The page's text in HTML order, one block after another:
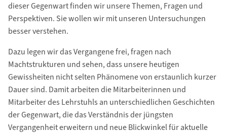
dieser Gegenwart finden wir unsere Themen, Fragen und
Perspektiven. Sie wollen wir mit unseren Untersuchungen
besser verstehen.
Dazu legen wir das Vergangene frei, fragen nach
Machtstrukturen und sehen, dass unsere heutigen
Gewissheiten nicht selten Phänomene von erstaunlich kurzer
Dauer sind. Damit arbeiten die Mitarbeiterinnen und
Mitarbeiter des Lehrstuhls an unterschiedlichen Geschichten
der Gegenwart, die das Verständnis der jüngsten
Vergangenheit erweitern und neue Blickwinkel für aktuelle